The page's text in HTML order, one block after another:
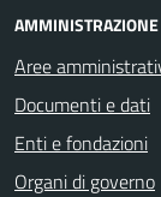
AMMINISTRAZIONE
Aree
Documenti e dati
Enti e fondazioni
Organi di governo